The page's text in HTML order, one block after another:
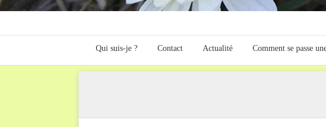
Qui suis-je ? Contact Actualité Comment se passe